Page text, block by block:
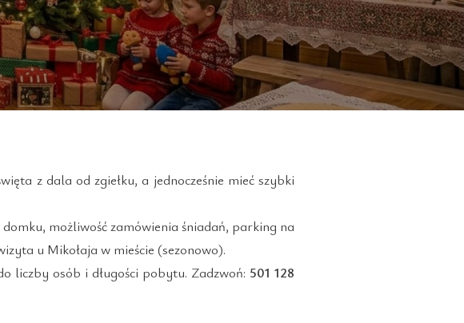
z dala od zgiełku, a jednocześnie mieć szybki
możliwość zamówienia śniadań, parking na
u Mikołaja w mieście (sezonowo).
osób i długości pobytu. Zadzwoń: 501 128